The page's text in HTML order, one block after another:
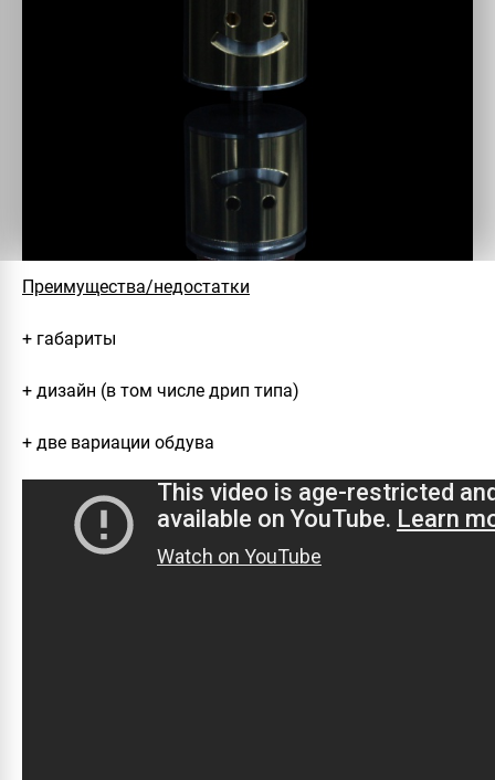
Преимущества/недостатки
+ габариты
+ дизайн (в том числе дрип типа)
+ две вариации обдува